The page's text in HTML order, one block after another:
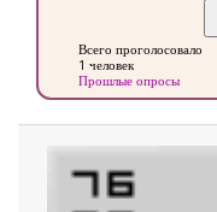
Всего проголосовало
1 человек
Прошлые опросы